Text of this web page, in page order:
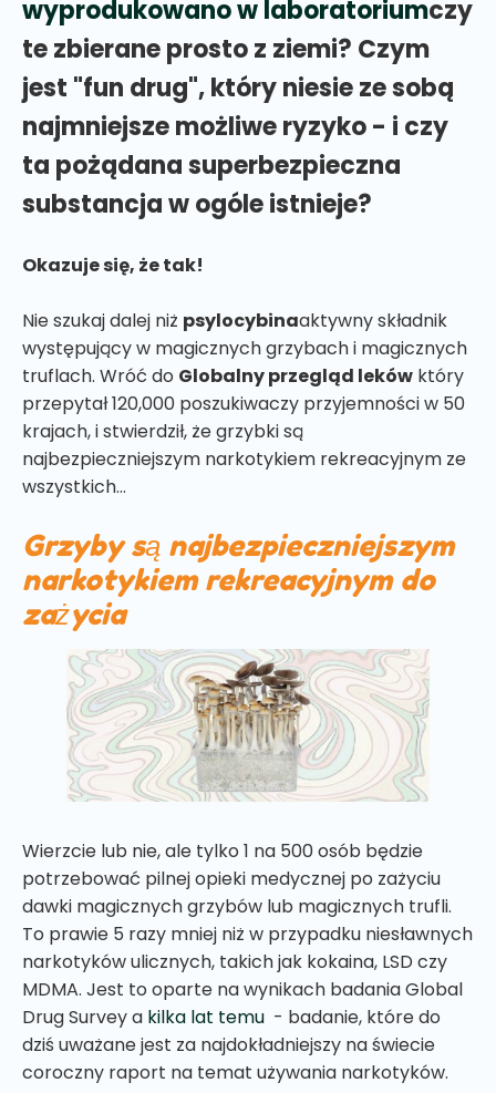
wyprodukowano w laboratoriumczy
te zbierane prosto z ziemi? Czym
jest "fun drug", który niesie ze sobą
najmniejsze możliwe ryzyko - i czy
ta pożądana superbezpieczna
substancja w ogóle istnieje?
Okazuje się, że tak!
Nie szukaj dalej niż psylocybinaaktywny składnik
występujący w magicznych grzybach i magicznych
truflach. Wróć do Globalny przegląd leków który
przepytał 120,000 poszukiwaczy przyjemności w 50
krajach, i stwierdził, że grzybki są
najbezpieczniejszym narkotykiem rekreacyjnym ze
wszystkich...
Grzyby są najbezpieczniejszym
narkotykiem rekreacyjnym do
zażycia
Wierzcie lub nie, ale tylko 1 na 500 osób będzie
potrzebować pilnej opieki medycznej po zażyciu
dawki magicznych grzybów lub magicznych trufli.
To prawie 5 razy mniej niż w przypadku niesławnych
narkotyków ulicznych, takich jak kokaina, LSD czy
MDMA. Jest to oparte na wynikach badania Global
Drug Survey a kilka lat temu - badanie, które do
dziś uważane jest za najdokładniejszy na świecie
coroczny raport na temat używania narkotyków.